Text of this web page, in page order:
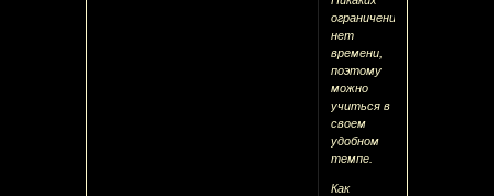
ограничений
нет
времени,
поэтому
можно
учиться в
своем
удобном
темпе.
Как